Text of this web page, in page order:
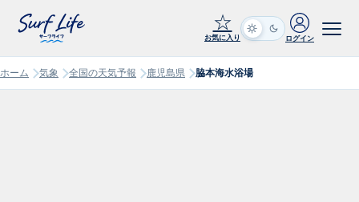
☆
お気に入り ログイン
ホーム 気象 全国の天気予報 鹿児島県 脇本海水浴場